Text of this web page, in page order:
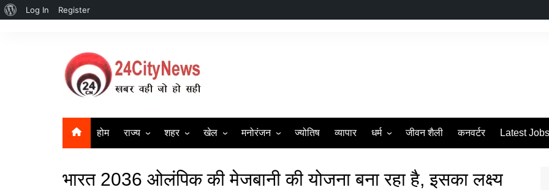
About
Log In Register
होम राज्य
दिल्ली
शहर
लखनऊ
खेल मनोरंजन ज्योतिष व्यापार धर्म जीवन शैली कनवर्टर Latest Jobs
भारत 2036 ओलंपिक की मेजबानी की योजना बना रहा है, इसका लक्ष्य